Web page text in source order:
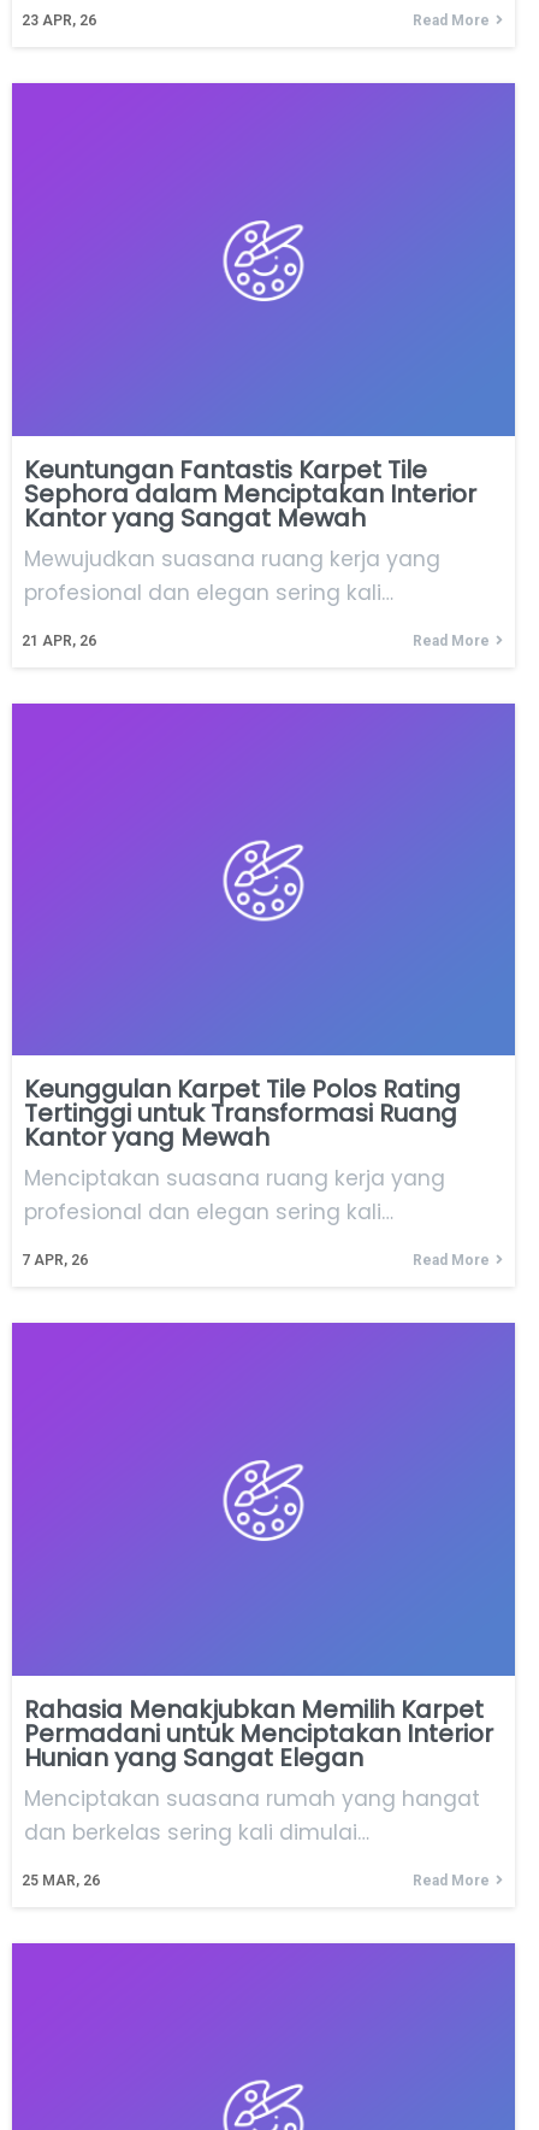
23 APR, 26 Read More
Keuntungan Fantastis Karpet Tile
Sephora dalam Menciptakan Interior
Kantor yang Sangat Mewah
21 APR, 26
Mewujudkan suasana ruang kerja yang
profesional dan elegan sering kali…
Read More
Keunggulan Karpet Tile Polos Rating
Tertinggi untuk Transformasi Ruang
Kantor yang Mewah
7 APR, 26
Menciptakan suasana ruang kerja yang
profesional dan elegan sering kali…
Read More
Rahasia Menakjubkan Memilih Karpet
Permadani untuk Menciptakan Interior
Hunian yang Sangat Elegan
25 MAR, 26
Menciptakan suasana rumah yang hangat
dan berkelas sering kali dimulai…
Read More